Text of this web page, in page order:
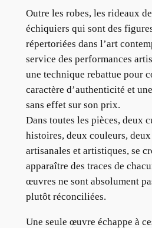
Outre les robes, les rideaux
échiquiers qui sont des
répertoriées dans l’art
service des performances
une technique rebattue pour
caractère d’authenticité et
sans effet sur son prix.
Dans toutes les pièces, deux
histoires, deux couleurs,
artisanales et artistiques, se
apparaître des traces de
œuvres ne sont absolument
plutôt réconciliées.
Une seule œuvre échappe à